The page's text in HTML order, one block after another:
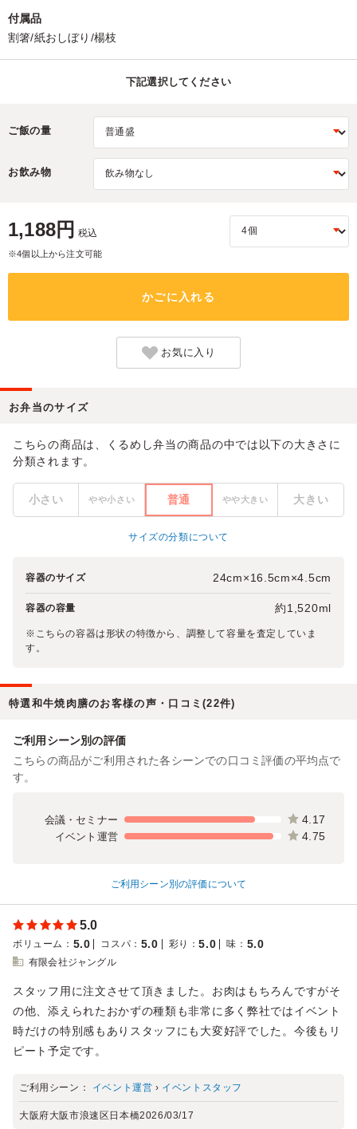
付属品
割箸/紙おしぼり/楊枝
下記選択してください
ご飯の量
お飲み物
1,188円 税込
※4個以上から注文可能
かごに入れる
お気に入り
お弁当のサイズ
こちらの商品は、くるめし弁当の商品の中では以下の大きさに
分類されます。
小さい やや小さい 普通 やや大きい 大きい
サイズの分類について
容器のサイズ 24cm×16.5cm×4.5cm
容器の容量 約1,520ml
※こちらの容器は形状の特徴から、調整して容量を査定していま
す。
特選和牛焼肉膳のお客様の声・口コミ(22件)
ご利用シーン別の評価
こちらの商品がご利用された各シーンでの口コミ評価の平均点で
す。
会議・セミナー 4.17
イベント運営 4.75
ご利用シーン別の評価について
5.0
ボリューム ： 5.0 コスパ ： 5.0 彩り ：5.0 味 ： 5.0
有限会社ジャングル
スタッフ用に注文させて頂きました。お肉はもちろんですがそ
の他、添えられたおかずの種類も非常に多く弊社ではイベント
時だけの特別感もありスタッフにも大変好評でした。今後もリ
ピート予定です。
ご利用シーン： イベント運営 › イベントスタッフ
大阪府大阪市浪速区日本橋2026/03/17